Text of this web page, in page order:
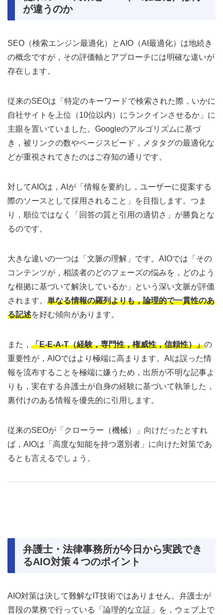
が違うのか
SEO（検索エンジン最適化）とAIO（AI最適化）は地続き
の概念ですが，その評価軸とアプローチには明確な違いが
存在します。
従来のSEOは「特定のキーワードで検索された際，いかに
自社サイトを上位（10位以内）にランクインさせるか」に
主眼を置いていました。Googleのアルゴリズムに基づ
き，被リンクの数やページスピード，メタタグの最適化な
どが重視されてきたのはご存知の通りです。
対してAIOは，AIが「情報を要約し，ユーザーに提案する
際のソースとして採用されること」を目指します。つま
り，順位ではなく「回答の質と引用の適切さ」が勝負とな
るのです。
大きな違いの一つは「文脈の理解」です。AIOでは「その
コンテンツが，相談者のどのフェーズの悩みを，どのよう
な根拠に基づいて解決しているか」という深い文脈が評価
されます。 単なる情報の羅列よりも，論理的で一貫性のあ
る記述を好む傾向があります。
また， 「E-E-A-T（経験，専門性，権威性，信頼性）」の
重要性が，AIOではより極端に高まります。AIは誤った情
報を流布することを極端に嫌うため，出所が不明な記事よ
りも，実在する弁護士が自身の経験に基づいて執筆した，
裏付けのある情報を優先的に引用します。
従来のSEOが「クローラー（機械）」向けだったとすれ
ば，AIOは「高度な知能を持つ選別者」に向けた対策であ
るとも言えるでしょう。
弁護士・法律事務所が今日から実践でき
るAIO対策４つのポイント
AIO対策は決して難解なIT技術ではありません。弁護士が
普段の業務で行っている「論理的な立証」を，ウェブ上で